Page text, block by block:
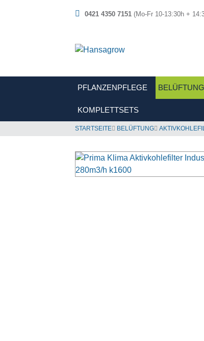
0421 4350 7151 (Mo-Fr 10-13:30h +
PFLANZENPFLEGE BELÜFTUNG
KOMPLETTSETS
STARTSEITE BELÜFTUNG